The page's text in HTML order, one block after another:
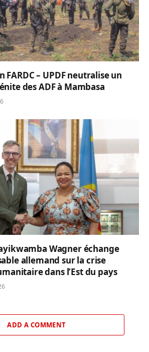
– UPDF neutralise un
des ADF à Mambasa
Wagner échange
allemand sur la crise
dans l’Est du pays
ADD A COMMENT